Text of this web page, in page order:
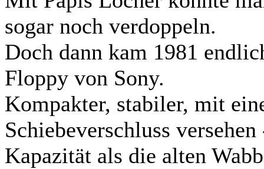
sogar noch verdoppeln.
Doch dann kam 1981
Floppy von Sony.
Kompakter, stabiler, mit
Schiebeverschluss
Kapazität als die alten